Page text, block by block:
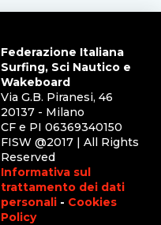
Federazione Italiana
Surfing, Sci Nautico e
Wakeboard
Via G.B. Piranesi, 46
20137 - Milano
CF e PI 06369340150
FISW @2017 | All Rights
Reserved
Informativa sul
trattamento dei dati
personali - Cookies
Policy